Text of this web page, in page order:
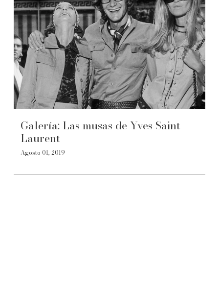
Galería: Las musas de Yves Saint
Laurent
Agosto 01, 2019